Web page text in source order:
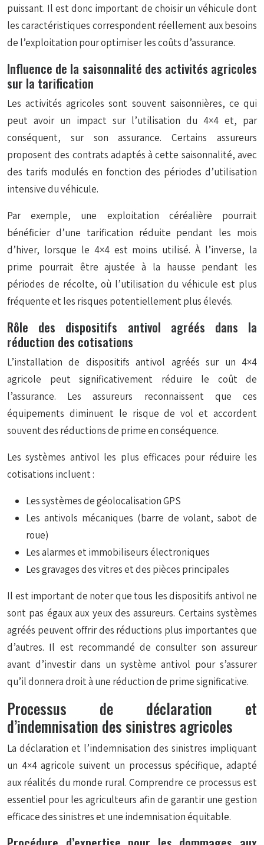
puissant. Il est donc important de choisir un véhicule dont
les caractéristiques correspondent réellement aux besoins
de l’exploitation pour optimiser les coûts d’assurance.
Influence de la saisonnalité des activités agricoles
sur la tarification
Les activités agricoles sont souvent saisonnières, ce qui
peut avoir un impact sur l’utilisation du 4×4 et, par
conséquent, sur son assurance. Certains assureurs
proposent des contrats adaptés à cette saisonnalité, avec
des tarifs modulés en fonction des périodes d’utilisation
intensive du véhicule.
Par exemple, une exploitation céréalière pourrait
bénéficier d’une tarification réduite pendant les mois
d’hiver, lorsque le 4×4 est moins utilisé. À l’inverse, la
prime pourrait être ajustée à la hausse pendant les
périodes de récolte, où l’utilisation du véhicule est plus
fréquente et les risques potentiellement plus élevés.
Rôle des dispositifs antivol agréés dans la
réduction des cotisations
L’installation de dispositifs antivol agréés sur un 4×4
agricole peut significativement réduire le coût de
l’assurance. Les assureurs reconnaissent que ces
équipements diminuent le risque de vol et accordent
souvent des réductions de prime en conséquence.
Les systèmes antivol les plus efficaces pour réduire les
cotisations incluent :
Les systèmes de géolocalisation GPS
Les antivols mécaniques (barre de volant, sabot de
roue)
Les alarmes et immobiliseurs électroniques
Les gravages des vitres et des pièces principales
Il est important de noter que tous les dispositifs antivol ne
sont pas égaux aux yeux des assureurs. Certains systèmes
agréés peuvent offrir des réductions plus importantes que
d’autres. Il est recommandé de consulter son assureur
avant d’investir dans un système antivol pour s’assurer
qu’il donnera droit à une réduction de prime significative.
Processus de déclaration et
d’indemnisation des sinistres agricoles
La déclaration et l’indemnisation des sinistres impliquant
un 4×4 agricole suivent un processus spécifique, adapté
aux réalités du monde rural. Comprendre ce processus est
essentiel pour les agriculteurs afin de garantir une gestion
efficace des sinistres et une indemnisation équitable.